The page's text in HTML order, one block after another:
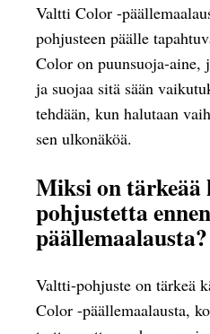
Valtti Color -
pohjusteen päälle
Color on puunsuoja-aine,
ja suojaa sitä sään
tehdään, kun halutaan
sen ulkonäköä.
Miksi on
pohjustetta
päällemaalausta?
Valtti-pohjuste on tärkeä
Color -päällemaalausta,